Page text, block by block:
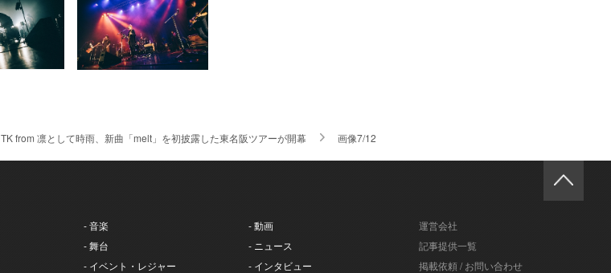
TK from 凛として時雨、新曲「melt」を初披露した東名阪ツアーが開幕 画像7/12
- 音楽
- 舞台
- イベント・レジャー
- 動画
- ニュース
- インタビュー
運営会社
記事提供一覧
掲載依頼 / お問い合わせ